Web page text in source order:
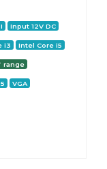
Input 12V DC
i3 Intel Core i5
range
VGA